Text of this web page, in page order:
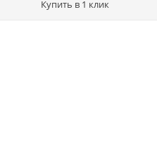
Купить в 1 клик